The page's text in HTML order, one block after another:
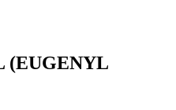
(EUGENYL